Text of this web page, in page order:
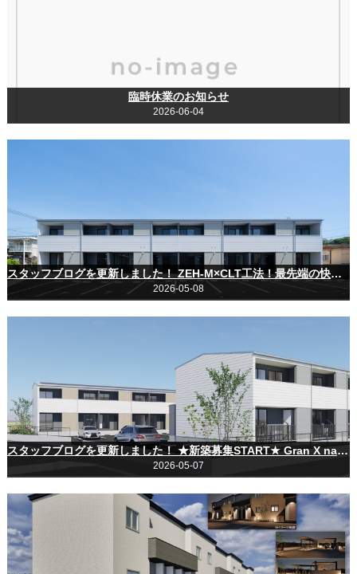
臨時休業のお知らせ
2026-06-04
スタッフブログを更新しました！ ZEH-M×CLT工法！最先端の快適スタイル「Gran X nangoku」完成フォトツアー
2026-05-08
スタッフブログを更新しました！ ★新築募集START★ Gran X nangoku（南国市大そね乙）
2026-05-07